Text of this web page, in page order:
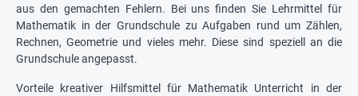
aus den gemachten Fehlern. Bei uns finden Sie Lehrmittel für
Mathematik in der Grundschule zu Aufgaben rund um Zählen,
Rechnen, Geometrie und vieles mehr. Diese sind speziell an die
Grundschule angepasst.
Vorteile kreativer Hilfsmittel für Mathematik Unterricht in der